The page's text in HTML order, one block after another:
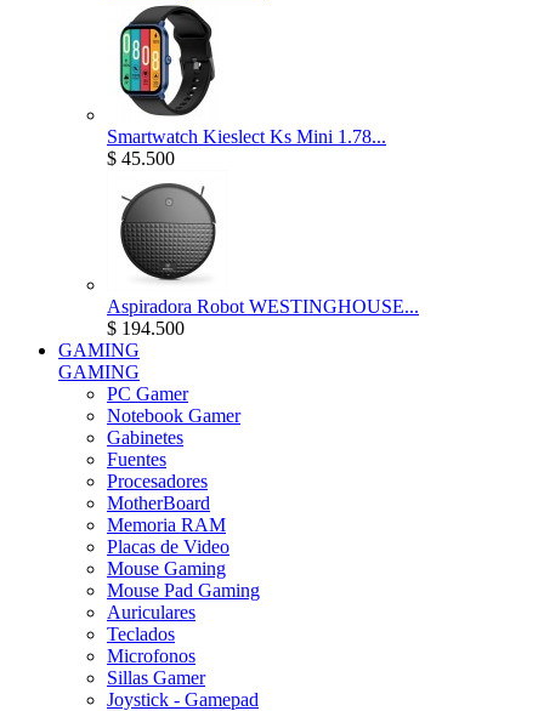
Smartwatch Kieslect Ks Mini 1.78...
$ 45.500
Aspiradora Robot WESTINGHOUSE...
$ 194.500
GAMING
GAMING
PC Gamer
Notebook Gamer
Gabinetes
Fuentes
Procesadores
MotherBoard
Memoria RAM
Placas de Video
Mouse Gaming
Mouse Pad Gaming
Auriculares
Teclados
Microfonos
Sillas Gamer
Joystick - Gamepad